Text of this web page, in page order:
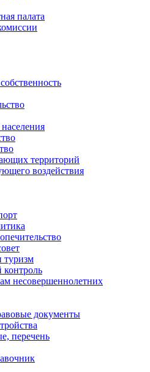
палата
территорий
воздействия
туризм
несовершеннолетних
документы
перечень